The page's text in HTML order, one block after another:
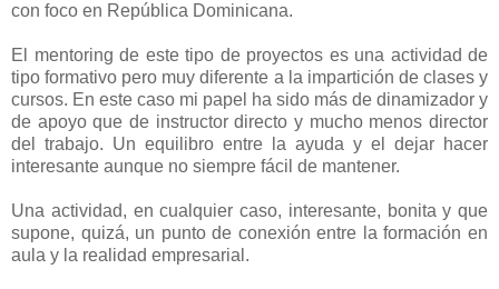
con foco en República Dominicana.
El mentoring de este tipo de proyectos es una actividad de
tipo formativo pero muy diferente a la impartición de clases y
cursos. En este caso mi papel ha sido más de dinamizador y
de apoyo que de instructor directo y mucho menos director
del trabajo. Un equilibro entre la ayuda y el dejar hacer
interesante aunque no siempre fácil de mantener.
Una actividad, en cualquier caso, interesante, bonita y que
supone, quizá, un punto de conexión entre la formación en
aula y la realidad empresarial.